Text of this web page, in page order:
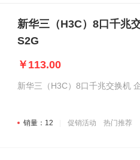
新华三（H3C）8口千兆
S2G
￥113.00
新华三（H3C）8口千兆交换机
销量：12 促销活动 热门推荐